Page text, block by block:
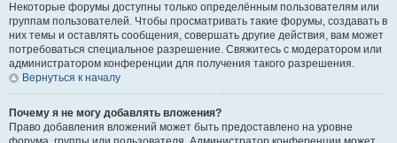
Некоторые форумы доступны только определённым пользователям или
группам пользователей. Чтобы просматривать такие форумы, создавать в
них темы и оставлять сообщения, совершать другие действия, вам может
потребоваться специальное разрешение. Свяжитесь с модератором или
администратором конференции для получения такого разрешения.
Вернуться к началу
Почему я не могу добавлять вложения?
Право добавления вложений может быть предоставлено на уровне